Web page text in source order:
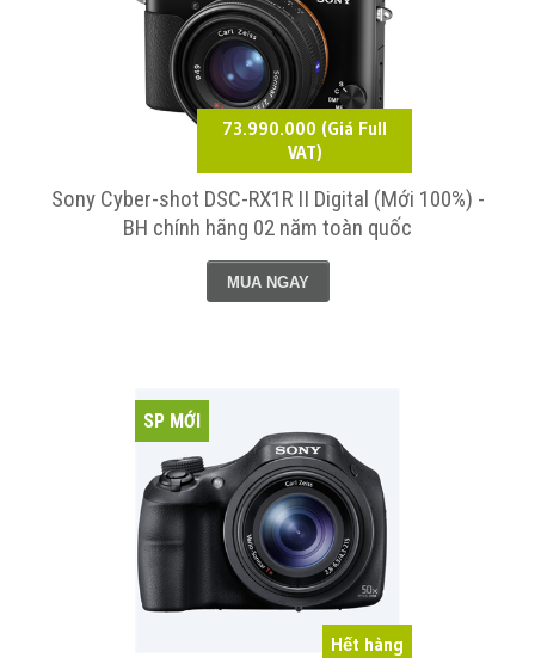
73.990.000 (Giá Full
VAT)
Sony Cyber-shot DSC-RX1R II Digital (Mới 100%) -
BH chính hãng 02 năm toàn quốc
MUA NGAY
Hết hàng
SP MỚI